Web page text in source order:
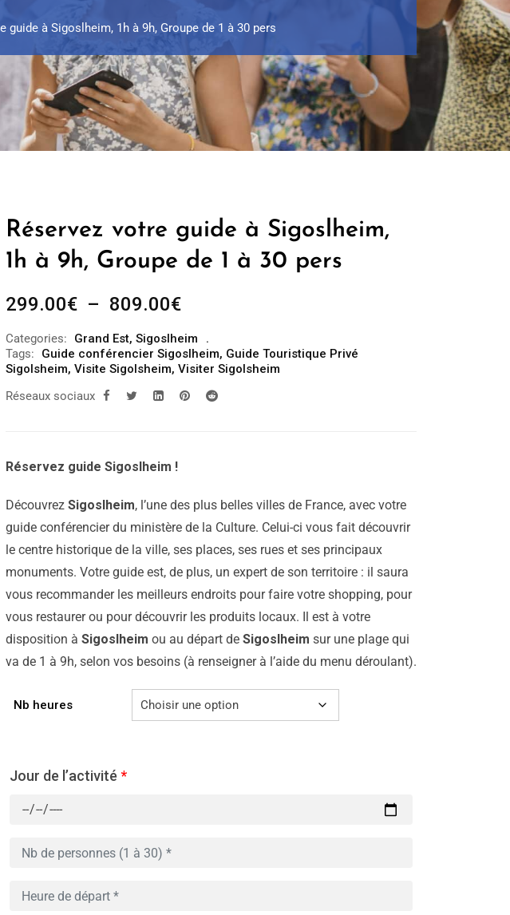
guide à Sigoslheim, 1h à 9h, Groupe de 1 à 30 pers
Réservez votre guide à Sigoslheim,
1h à 9h, Groupe de 1 à 30 pers
299.00€ – 809.00€Plage
prix :
299.00€
à
Categories: Grand Est, Sigoslheim
Tags:
Guide conférencier Sigoslheim, Guide Touristique Privé
Sigolsheim, Visite Sigolsheim, Visiter Sigolsheim
Réseaux sociaux
Réservez guide Sigoslheim !
Découvrez Sigoslheim, l’une des plus belles villes de France, avec votre
guide conférencier du ministère de la Culture. Celui-ci vous fait découvrir
le centre historique de la ville, ses places, ses rues et ses principaux
monuments. Votre guide est, de plus, un expert de son territoire : il saura
vous recommander les meilleurs endroits pour faire votre shopping, pour
vous restaurer ou pour découvrir les produits locaux. Il est à votre
disposition à Sigoslheim ou au départ de Sigoslheim sur une plage qui
va de 1 à 9h, selon vos besoins (à renseigner à l’aide du menu déroulant).
Nb heures
Jour de l’activité *